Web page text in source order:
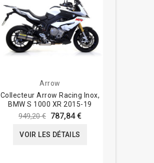
Arrow
Collecteur Arrow Racing Inox,
BMW S 1000 XR 2015-19
949,20 € 787,84 €
VOIR LES DÉTAILS